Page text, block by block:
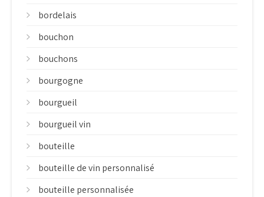
bordelais
bouchon
bouchons
bourgogne
bourgueil
bourgueil vin
bouteille
bouteille de vin personnalisé
bouteille personnalisée